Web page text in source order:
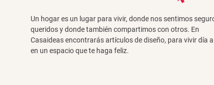
Un hogar es un lugar para vivir, donde nos sentimos
queridos y donde también compartimos con otros. En
Casaideas encontrarás artículos de diseño, para vivir día
en un espacio que te haga feliz.